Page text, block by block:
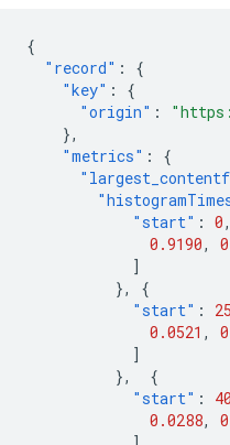
{
"record" :
{
"key" :
{
"origin" :
},
"metrics" :
{
"start" : 0,
0.9190,
]
},
{
"start" :
0.0521 ,
]
},
{
"start" :
0.0288,